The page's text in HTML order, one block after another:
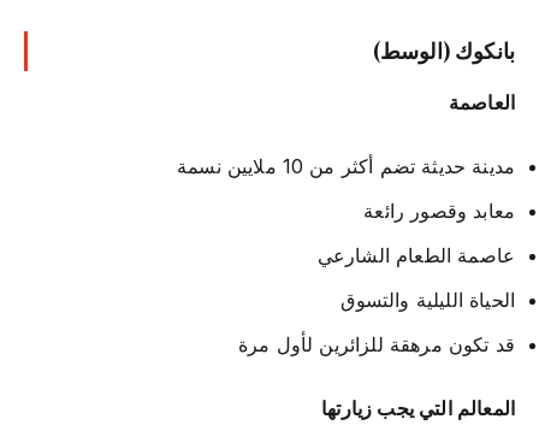
بانكوك (الوسط)
العاصمة
مدينة حديثة تضم أكثر من 10 ملايين نسمة
معابد وقصور رائعة
عاصمة الطعام الشارعي
الحياة الليلية والتسوق
قد تكون مرهقة للزائرين لأول مرة
المعالم التي يجب زيارتها